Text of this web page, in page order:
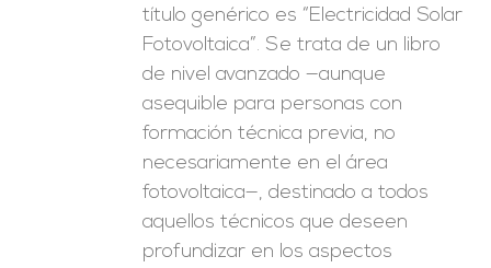
título genérico es “Electricidad Solar
Fotovoltaica”. Se trata de un libro
de nivel avanzado —aunque
asequible para personas con
formación técnica previa, no
necesariamente en el área
fotovoltaica—, destinado a todos
aquellos técnicos que deseen
profundizar en los aspectos